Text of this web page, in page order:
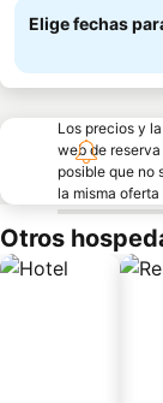
Elige fechas
Los precios y
web de
posible que no
la misma
Otros